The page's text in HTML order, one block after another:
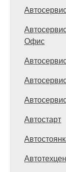
Офис
Автостарт